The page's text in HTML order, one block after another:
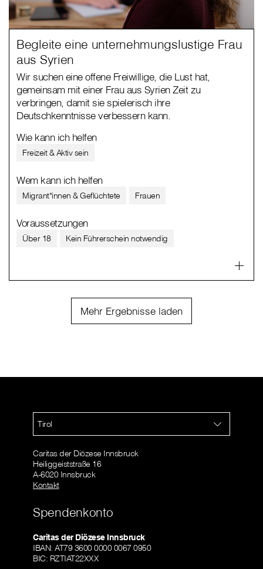
Begleite eine unternehmungslustige Frau
aus Syrien
Wir suchen eine offene Freiwillige, die Lust hat,
gemeinsam mit einer Frau aus Syrien Zeit zu
verbringen, damit sie spielerisch ihre
Deutschkenntnisse verbessern kann.
Wie kann ich helfen
Freizeit & Aktiv sein
Wem kann ich helfen
Migrant*innen & Geflüchtete Frauen
Voraussetzungen
Über 18 Kein Führerschein notwendig
Mehr Ergebnisse laden
Tirol
Caritas der Diözese Innsbruck
Heiliggeiststraße 16
A-6020 Innsbruck
Kontakt
Spendenkonto
Caritas der Diözese Innsbruck
IBAN: AT79 3600 0000 0067 0950
BIC: RZTIAT22XXX